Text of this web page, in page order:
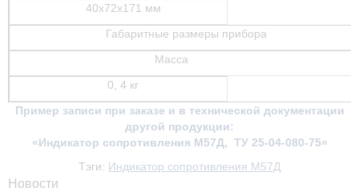
Габаритные размеры прибора
40х72х171 мм
Масса
0, 4 кг
Пример записи при заказе и в технической документации
другой продукции:
«Индикатор сопротивления М57Д, ТУ 25-04-080-75»
Тэги: Индикатор сопротивления М57Д
Новости